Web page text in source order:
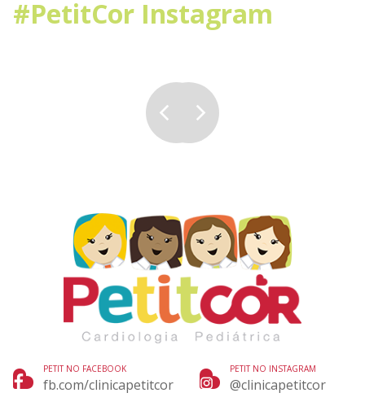
#PetitCor Instagram
PETIT NO FACEBOOK
fb.com/clinicapetitcor
PETIT NO INSTAGRAM
@clinicapetitcor